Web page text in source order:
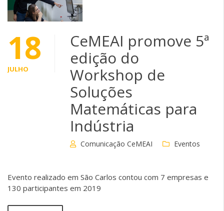
18
JULHO
CeMEAI promove 5ª
edição do
Workshop de
Soluções
Matemáticas para
Indústria
Comunicação CeMEAI Eventos
Evento realizado em São Carlos contou com 7 empresas e
130 participantes em 2019